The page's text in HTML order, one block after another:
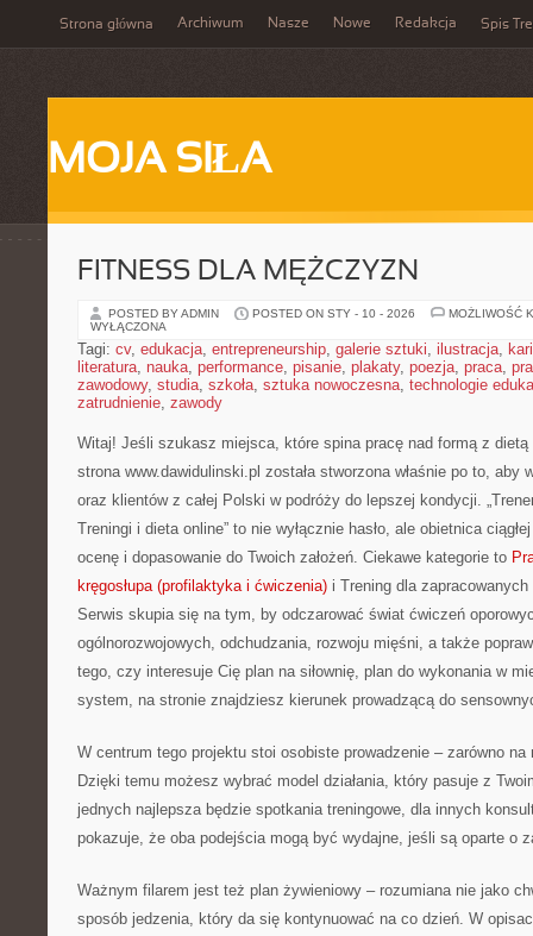
Strona główna Archiwum Nasze Nowe Redakcja Spis
MOJA SIŁA
FITNESS DLA MĘŻCZYZN
POSTED BY ADMIN POSTED ON STY - 10 - 2026
MOŻLIWOŚĆ
WYŁĄCZONA
Tagi: cv, edukacja, entrepreneurship, galerie sztuki, ilustracja,
literatura, nauka, performance, pisanie, plakaty, poezja, praca,
zawodowy, studia, szkoła, sztuka nowoczesna, technologie
zatrudnienie, zawody
Witaj! Jeśli szukasz miejsca, które spina pracę nad formą z
strona www.dawidulinski.pl została stworzona właśnie po to, aby
oraz klientów z całej Polski w podróży do lepszej kondycji.
Treningi i dieta online” to nie wyłącznie hasło, ale obietnica
ocenę i dopasowanie do Twoich założeń. Ciekawe kategorie to
kręgosłupa (profilaktyka i ćwiczenia) i Trening dla
Serwis skupia się na tym, by odczarować świat ćwiczeń
ogólnorozwojowych, odchudzania, rozwoju mięśni, a także
tego, czy interesuje Cię plan na siłownię, plan do wykonania w
system, na stronie znajdziesz kierunek prowadzącą do
W centrum tego projektu stoi osobiste prowadzenie – zarówno
Dzięki temu możesz wybrać model działania, który pasuje z
jednych najlepsza będzie spotkania treningowe, dla innych
pokazuje, że oba podejścia mogą być wydajne, jeśli są oparte o
Ważnym filarem jest też plan żywieniowy – rozumiana nie jako
sposób jedzenia, który da się kontynuować na co dzień. W